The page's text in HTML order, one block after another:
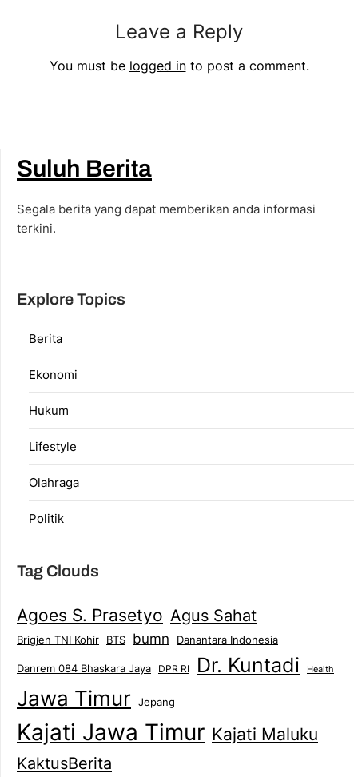
Leave a Reply
You must be logged into post a comment.
Suluh Berita
Segala berita yang dapat memberikan anda informasi
terkini.
Explore Topics
Berita
Ekonomi
Hukum
Lifestyle
Olahraga
Politik
Tag Clouds
Agoes S. Prasetyo Agus Sahat
Brigjen TNI Kohir BTS bumn Danantara Indonesia
Danrem 084 Bhaskara Jaya DPR RI Dr. Kuntadi Health
Jawa Timur Jepang
Kajati Jawa Timur Kajati Maluku
KaktusBerita